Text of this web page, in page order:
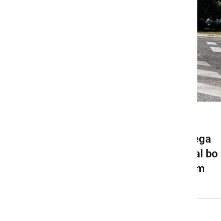
Pričela se bo gradnja novega
krožišča v Ljutomeru, veljal bo
spremenjen prometni režim